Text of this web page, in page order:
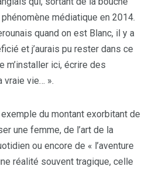
médiatique en 2014.
quand on est Blanc, il y a
et j’aurais pu rester dans ce
m’installer ici, écrire des
vraie vie… ».
du montant exorbitant de
une femme, de l’art de la
ou encore de « l’aventure
réalité souvent tragique, celle